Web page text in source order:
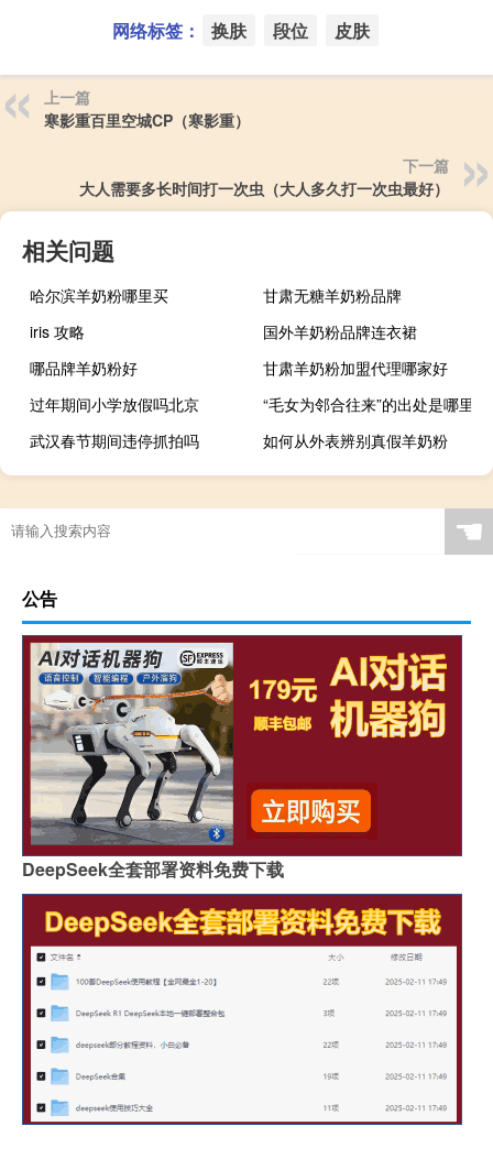
网络标签： 换肤 段位 皮肤
上一篇
寒影重百里空城CP（寒影重）
下一篇
大人需要多长时间打一次虫（大人多久打一次虫最好）
相关问题
哈尔滨羊奶粉哪里买
甘肃无糖羊奶粉品牌
iris 攻略
国外羊奶粉品牌连衣裙
哪品牌羊奶粉好
甘肃羊奶粉加盟代理哪家好
过年期间小学放假吗北京
“毛女为邻合往来”的出处是哪里
武汉春节期间违停抓拍吗
如何从外表辨别真假羊奶粉
☚
公告
DeepSeek全套部署资料免费下载